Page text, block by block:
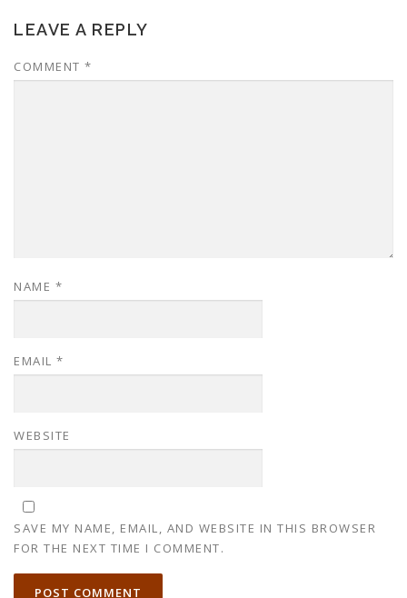
LEAVE A REPLY
COMMENT *
NAME *
EMAIL *
WEBSITE
SAVE MY NAME, EMAIL, AND WEBSITE IN THIS BROWSER
FOR THE NEXT TIME I COMMENT.